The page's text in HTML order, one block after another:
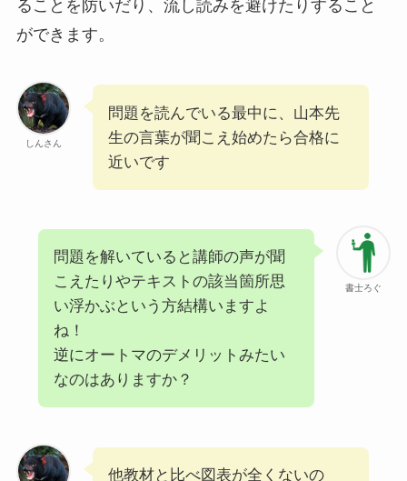
ることを防いだり、流し読みを避けたりすること
ができます。
しんさん
問題を読んでいる最中に、⼭本先
⽣の⾔葉が聞こえ始めたら合格に
近いです
書士ろぐ
問題を解いていると講師の声が聞
こえたりやテキストの該当箇所思
い浮かぶという方結構いますよ
ね！
逆にオートマのデメリットみたい
なのはありますか？
他教材と⽐べ図表が全くないの